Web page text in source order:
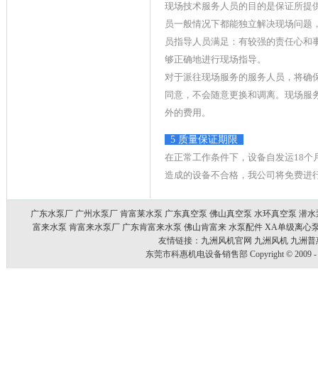
现场技术服务人员的目的是保证所提
员一般情况下都能独立解决现场问
员指导人员满足：有较强的责任心
够正确地进行现场指导。
对于派往现场服务的服务人员，将确
同意，不会随意更换和调离。现场
外的费用。
5 质量保证期限
在正常工作条件下，设备自发运18
造成的设备不合格，我公司将免费进
广东水泵厂 广州水泵厂 肯富莱水泵 广东真空泵 佛山真空泵 水环真空泵 潜水
富来水泵 肯富来水泵厂 广东肯富来水泵 佛山肯富来 水泵配件 XA单级离心
友情链接： 九洲风机官网 九洲风机 九洲
东莞市科惠机电设备销售部 Copyright © 2009